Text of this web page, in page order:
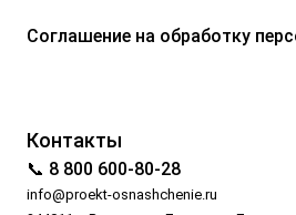
Соглашение на обработку
Контакты
📞 8 800 600-80-28
info@proekt-osnashchenie.ru